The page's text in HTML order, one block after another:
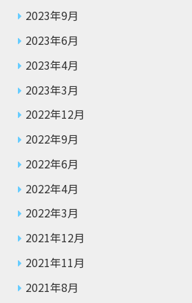
2023年9月
2023年6月
2023年4月
2023年3月
2022年12月
2022年9月
2022年6月
2022年4月
2022年3月
2021年12月
2021年11月
2021年8月